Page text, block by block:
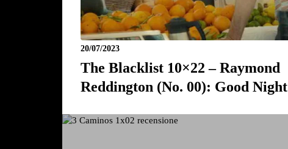
20/07/2023
The Blacklist 10×22 – Raymond
Reddington (No. 00): Good Night